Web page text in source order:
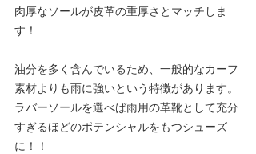
肉厚なソールが皮革の重厚さとマッチしま
す！
油分を多く含んでいるため、一般的なカーフ
素材よりも雨に強いという特徴があります。
ラバーソールを選べば雨用の革靴として充分
すぎるほどのポテンシャルをもつシューズ
に！！